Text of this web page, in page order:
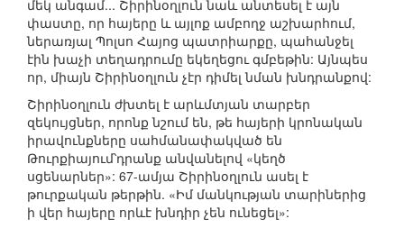
մեկ անգամ... Շիրինօղլուն նաև անտեսել է այն
փաստը, որ հայերը և այլոք ամբողջ աշխարհում,
ներառյալ Պոլսո Հայոց պատրիարքը, պահանջել
էին խաչի տեղադրումը եկեղեցու գմբեթին: Այնպես
որ, միայն Շիրինօղլուն չէր դիմել նման խնդրանքով:
Շիրինօղլուն ժխտել է արևմտյան տարբեր
զեկույցներ, որոնք նշում են, թե հայերի կրոնական
իրավունքները սահմանափակված են
Թուրքիայում՝դրանք անվանելով «կեղծ
սցենարներ»: 67-ամյա Շիրինօղլուն ասել է
թուրքական թերթին. «Իմ մանկության տարիներից
ի վեր հայերը որևէ խնդիր չեն ունեցել»: